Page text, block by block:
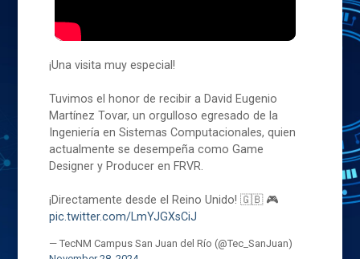
¡Una visita muy especial!
Tuvimos el honor de recibir a David Eugenio
Martínez Tovar, un orgulloso egresado de la
Ingeniería en Sistemas Computacionales, quien
actualmente se desempeña como Game
Designer y Producer en FRVR.
¡Directamente desde el Reino Unido! 🇬🇧 🎮
pic.twitter.com/LmYJGXsCiJ
— TecNM Campus San Juan del Río (@Tec_SanJuan)